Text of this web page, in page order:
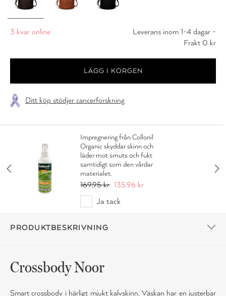
3 kvar online
Leverans inom 1-4 dagar -
Frakt 0 kr
Ditt köp stödjer cancerforskning
Impregnering från Collonil
Organic skyddar skinn och
läder mot smuts och fukt
samtidigt som den vårdar
materialet.
169,95 kr 135,96 kr
Ja tack
PRODUKTBESKRIVNING
Crossbody Noor
Smart crossbody i härligt mjukt kalvskinn. Väskan har en justerbar